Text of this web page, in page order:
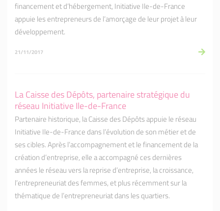
financement et d’hébergement, Initiative Ile-de-France
appuie les entrepreneurs de l’amorçage de leur projet à leur
développement.
21/11/2017
La Caisse des Dépôts, partenaire stratégique du
réseau Initiative Ile-de-France
Partenaire historique, la Caisse des Dépôts appuie le réseau
Initiative Ile-de-France dans l’évolution de son métier et de
ses cibles. Après l’accompagnement et le financement de la
création d’entreprise, elle a accompagné ces dernières
années le réseau vers la reprise d’entreprise, la croissance,
l’entrepreneuriat des femmes, et plus récemment sur la
thématique de l’entrepreneuriat dans les quartiers.